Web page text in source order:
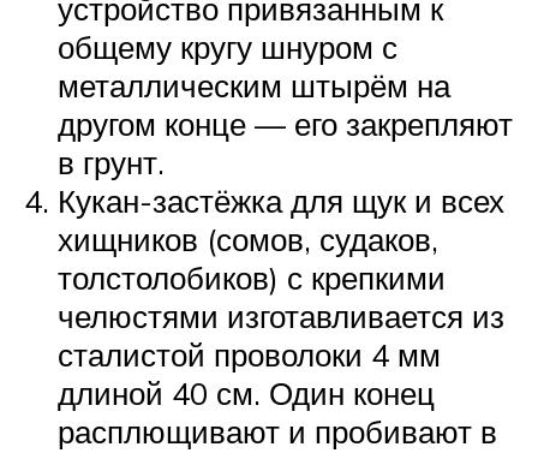
устройство привязанным к
общему кругу шнуром с
металлическим штырём на
другом конце — его закрепляют
в грунт.
Кукан-застёжка для щук и всех
хищников (сомов, судаков,
толстолобиков) с крепкими
челюстями изготавливается из
сталистой проволоки 4 мм
длиной 40 см. Один конец
расплющивают и пробивают в